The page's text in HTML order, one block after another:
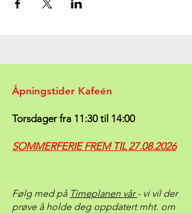
Åpningstider Kafeén
Torsdager fra 11:30 til 14:00
SOMMERFERIE FREM TIL27.08.2026
Følg med på Timeplanen vår- vi vil der
prøve å holde deg oppdatert mht. om